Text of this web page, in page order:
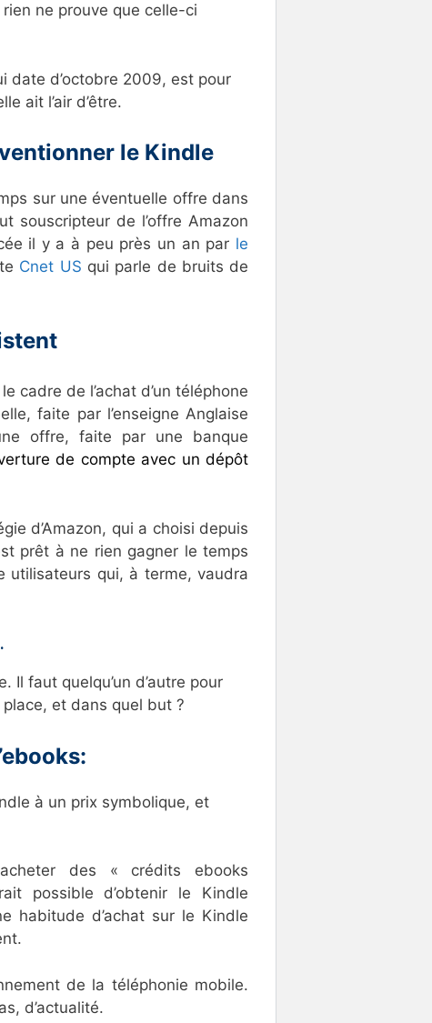
ne prouve que celle-ci
date d’octobre 2009, est pour
ait l’air d’être.
le Kindle
sur une éventuelle offre dans
souscripteur de l’offre Amazon
il y a à peu près un an par le
Cnet US qui parle de bruits de
cadre de l’achat d’un téléphone
faite par l’enseigne Anglaise
offre, faite par une banque
de compte avec un dépôt
d’Amazon, qui a choisi depuis
prêt à ne rien gagner le temps
utilisateurs qui, à terme, vaudra
Il faut quelqu’un d’autre pour
et dans quel but ?
à un prix symbolique, et
des « crédits ebooks
possible d’obtenir le Kindle
habitude d’achat sur le Kindle
de la téléphonie mobile.
d’actualité.